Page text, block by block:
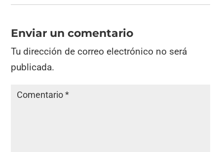
Enviar un comentario
Tu dirección de correo electrónico no será
publicada.